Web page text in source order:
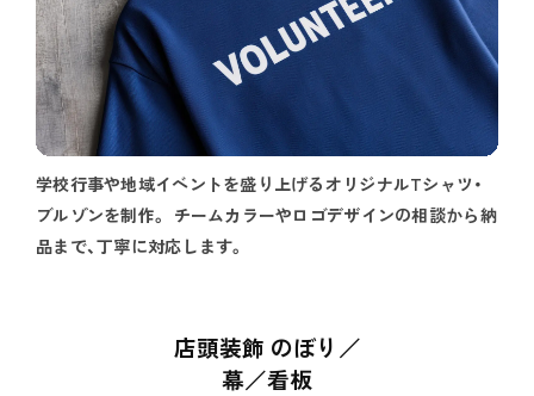
学校行事や地域イベントを盛り上げるオリジナルTシャツ・
ブルゾンを制作。 チームカラーやロゴデザインの相談から納
品まで、丁寧に対応します。
店頭装飾 のぼり／
幕／看板